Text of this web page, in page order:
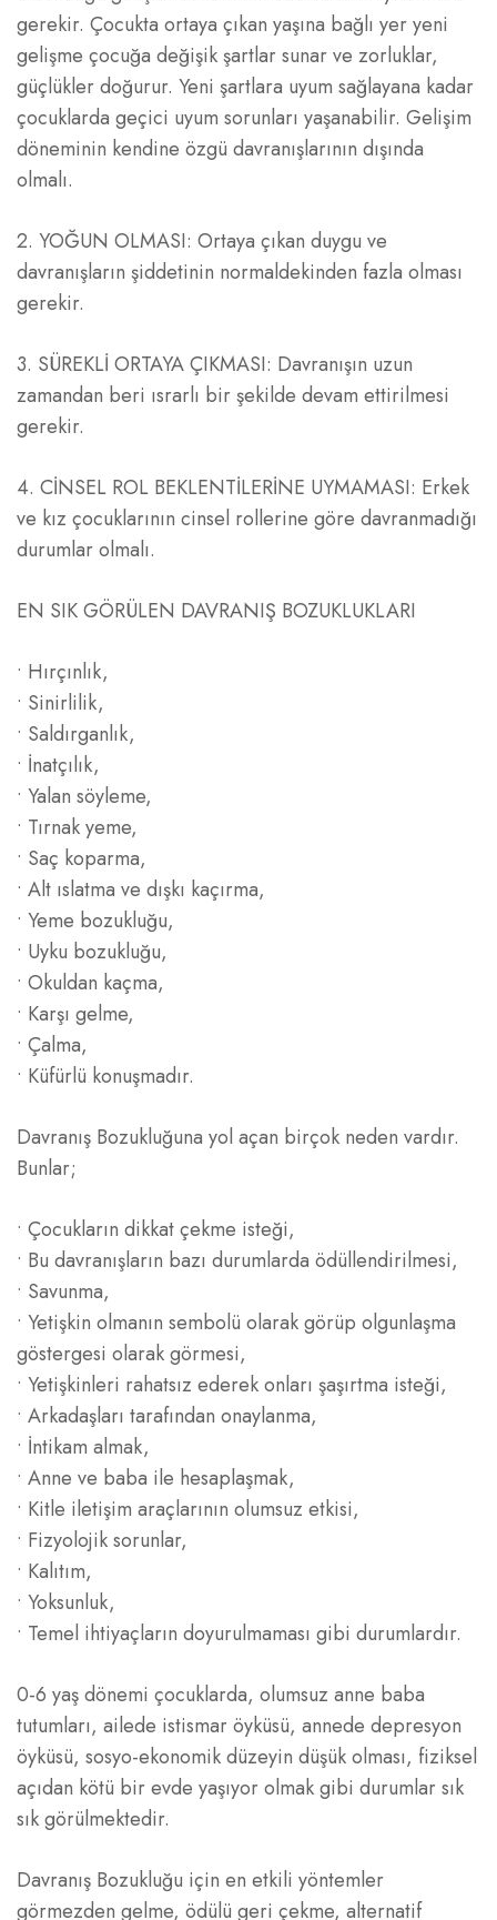
gerekir. Çocukta ortaya çıkan yaşına bağlı yer yeni
gelişme çocuğa değişik şartlar sunar ve zorluklar,
güçlükler doğurur. Yeni şartlara uyum sağlayana kadar
çocuklarda geçici uyum sorunları yaşanabilir. Gelişim
döneminin kendine özgü davranışlarının dışında
olmalı.
2. YOĞUN OLMASI: Ortaya çıkan duygu ve
davranışların şiddetinin normaldekinden fazla olması
gerekir.
3. SÜREKLİ ORTAYA ÇIKMASI: Davranışın uzun
zamandan beri ısrarlı bir şekilde devam ettirilmesi
gerekir.
4. CİNSEL ROL BEKLENTİLERİNE UYMAMASI: Erkek
ve kız çocuklarının cinsel rollerine göre davranmadığı
durumlar olmalı.
EN SIK GÖRÜLEN DAVRANIŞ BOZUKLUKLARI
• Hırçınlık,
• Sinirlilik,
• Saldırganlık,
• İnatçılık,
• Yalan söyleme,
• Tırnak yeme,
• Saç koparma,
• Alt ıslatma ve dışkı kaçırma,
• Yeme bozukluğu,
• Uyku bozukluğu,
• Okuldan kaçma,
• Karşı gelme,
• Çalma,
• Küfürlü konuşmadır.
Davranış Bozukluğuna yol açan birçok neden vardır.
Bunlar;
• Çocukların dikkat çekme isteği,
• Bu davranışların bazı durumlarda ödüllendirilmesi,
• Savunma,
• Yetişkin olmanın sembolü olarak görüp olgunlaşma
göstergesi olarak görmesi,
• Yetişkinleri rahatsız ederek onları şaşırtma isteği,
• Arkadaşları tarafından onaylanma,
• İntikam almak,
• Anne ve baba ile hesaplaşmak,
• Kitle iletişim araçlarının olumsuz etkisi,
• Fizyolojik sorunlar,
• Kalıtım,
• Yoksunluk,
• Temel ihtiyaçların doyurulmaması gibi durumlardır.
0-6 yaş dönemi çocuklarda, olumsuz anne baba
tutumları, ailede istismar öyküsü, annede depresyon
öyküsü, sosyo-ekonomik düzeyin düşük olması, fiziksel
açıdan kötü bir evde yaşıyor olmak gibi durumlar sık
sık görülmektedir.
Davranış Bozukluğu için en etkili yöntemler
görmezden gelme, ödülü geri çekme, alternatif